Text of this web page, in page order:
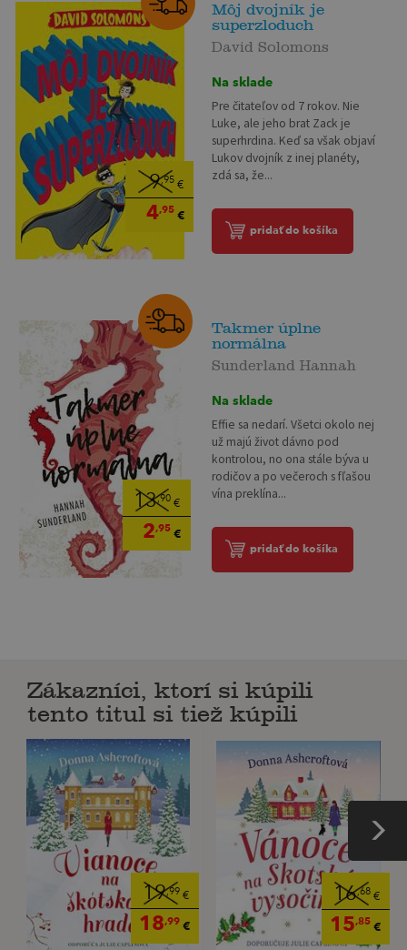
9,95€
4,95€
Môj dvojník je
superzloduch
David Solomons
Na sklade
Pre čitateľov od 7 rokov. Nie
Luke, ale jeho brat Zack je
superhrdina. Keď sa však objaví
Lukov dvojník z inej planéty,
zdá sa, že...
pridať do košíka
13,90 €
2,95 €
Takmer úplne
normálna
Sunderland Hannah
Na sklade
Effie sa nedarí. Všetci okolo nej
už majú život dávno pod
kontrolou, no ona stále býva u
rodičov a po večeroch s fľašou
vína preklína...
pridať do košíka
Zákazníci, ktorí si kúpili
tento titul si tiež kúpili
19,99 €
18,99€
16,68€
15,85€